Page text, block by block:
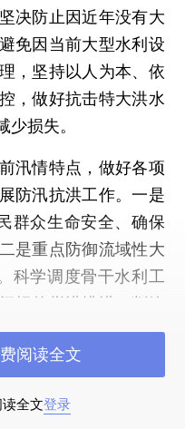
决防止因近年没有大
免因当前大型水利设
，坚持以人为本、依
，做好抗击特大洪水
损失。
情特点，做好各项
防汛抗洪工作。一是
群众生命安全、确保
是重点防御流域性大
科学调度骨干水利工
坝的拦洪排洪、削峰
联合运用，合理蓄泄
特别是人员有序疏散
做好监测预报预警和
全文登录
阅读全文